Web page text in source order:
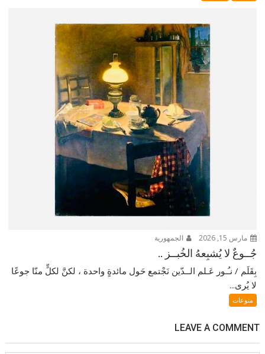
مارس 15, 2026 الجمهورية
جُــوعٌ لا يُشبِعهُ الخُبــز ..
بِقَلَم / نـُـور عَـلم الــدّين نَجْتمع حَول مائدةٍ واحدة ، لكنَّ لكلٍّ منّا جوعًا
لا يُرى...
منوعات
LEAVE A COMMENT